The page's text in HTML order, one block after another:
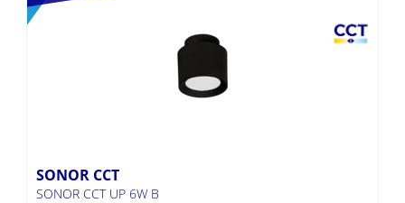
SONOR CCT
SONOR CCT UP 6W B